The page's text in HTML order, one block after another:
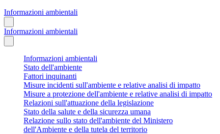
Informazioni ambientali
Informazioni ambientali
Informazioni ambientali
Stato dell'ambiente
Fattori inquinanti
Misure incidenti sull'ambiente e relative analisi di impatto
Misure a protezione dell'ambiente e relative analisi di impatto
Relazioni sull'attuazione della legislazione
Stato della salute e della sicurezza umana
Relazione sullo stato dell'ambiente del Ministero
dell'Ambiente e della tutela del territorio